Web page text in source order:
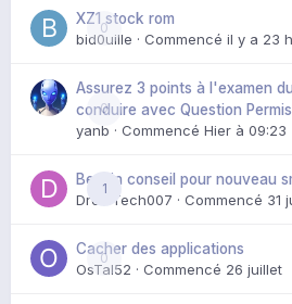
0
XZ1 stock rom
bid0uille · Commencé il y a 23
0
Assurez 3 points à l'examen
conduire avec Question Permis
yanb · Commencé Hier à 09:23
1
Besoin conseil pour nouveau
DroidTech007 · Commencé 31
0
Cacher des applications
OsTal52 · Commencé 26 juillet